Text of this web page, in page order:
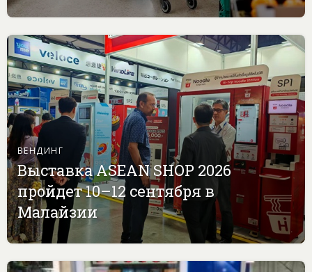
ВЕНДИНГ
Выставка ASEAN SHOP 2026
пройдет 10–12 сентября в
Малайзии